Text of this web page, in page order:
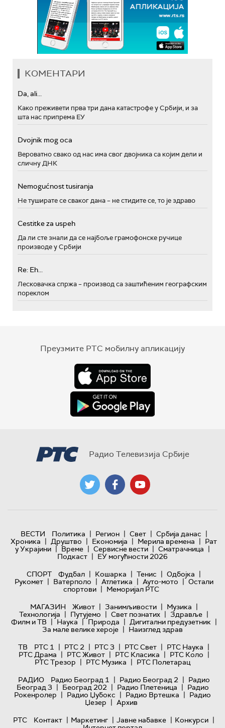
КОМЕНТАРИ
Da, ali...
Како преживети прва три дана катастрофе у Србији, и за
шта нас припрема ЕУ
Dvojnik mog oca
Вероватно свако од нас има свог двојника са којим дели и
сличну ДНК
Nemogućnost tusiranja
Не туширате се сваког дана – не стидите се, то је здраво
Cestitke za uspeh
Да ли сте знали да се најбоље грамофонске ручице
производе у Србији
Re: Eh...
Лесковачка спржа – производ са заштићеним географским
пореклом
Преузмите РТС мобилну апликацију
Радио Телевизија Србије
ВЕСТИ Политика | Регион | Свет | Србија данас |
Хроника | Друштво | Економија | Мерила времена | Рат
у Украјини | Време | Сервисне вести | Сматрачница |
Подкаст | ЕУ могућности 2026
СПОРТ
Фудбал | Кошарка | Тенис | Одбојка |
Рукомет | Ватерполо | Атлетика | Ауто-мото | Остали
спортови | Меморијал РТС
МАГАЗИН
Живот | Занимљивости | Музика |
Технологијa | Путујемо | Свет познатих | Здравље |
Филм и ТВ | Наука | Природа | Дигитални предузетник |
За мале велике хероје | Наизглед здрав
ТВ
РТС 1 | РТС 2 | РТС 3 | РТС Свет | РТС Наука |
РТС Драма | РТС Живот | РТС Класика | РТС Коло |
РТС Трезор | РТС Музика | РТС Полетарац
РАДИО
Радио Београд 1 | Радио Београд 2 | Радио
Београд 3 | Београд 202 | Радио Плетеница | Радио
Рокенролер | Радио Џубокс | Радио Вртешка | Радио
Џезер | Архив
РТС
Контакт | Маркетинг | Јавне набавке | Конкурси |